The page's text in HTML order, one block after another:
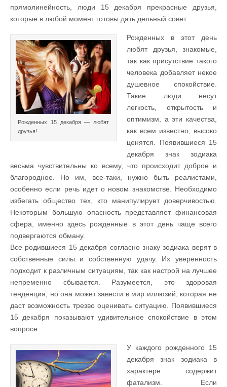
прямолинейность, люди 15 декабря прекрасные друзья,
которые в любой момент готовы дать дельный совет.
Рожденных 15 декабря — любят
друзья!
Рожденных в этот день
любят друзья, знакомые,
так как присутствие такого
человека добавляет некое
душевное спокойствие.
Такие люди несут
легкость, открытость и
оптимизм, а эти качества,
как всем известно, высоко
ценятся. Появившиеся 15
декабря знак зодиака
весьма чувствительны ко всему, что происходит доброе и
благородное. Но им, все-таки, нужно быть реалистами,
особенно если речь идет о новом знакомстве. Необходимо
избегать общество тех, кто манипулирует доверчивостью.
Некоторым большую опасность представляет финансовая
сфера, именно здесь рожденные в этот день чаще всего
подвергаются обману.
Все родившиеся 15 декабря согласно знаку зодиака верят в
собственные силы и собственную удачу. Их уверенность
подходит к различным ситуациям, так как настрой на лучшее
непременно сбывается. Разумеется, это здоровая
тенденция, но она может завести в мир иллюзий, которая не
даст возможность трезво оценивать ситуацию. Появившиеся
15 декабря показывают удивительное спокойствие в этом
вопросе.
У каждого рожденного 15
декабря знак зодиака в
характере содержит
фатализм. Если